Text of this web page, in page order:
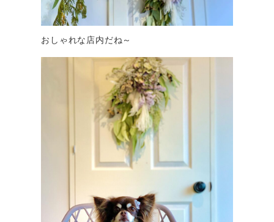
おしゃれな店内だね～